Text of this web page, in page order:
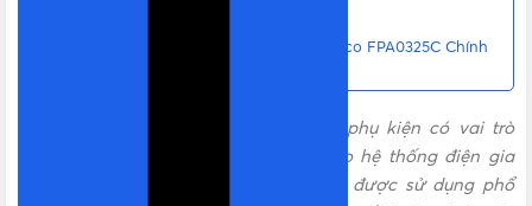
40 cái/bao, 50 cái/bao
Liên hệ mua Co nối có nắp phi 25 Nanoco FPA0325C Chính
là phụ kiện có vai trò
quan trọng giúp đảm bảo an toàn cho hệ thống điện gia
đình, cơ quan, xí nghiệp,… Sản phẩm được sử dụng phổ